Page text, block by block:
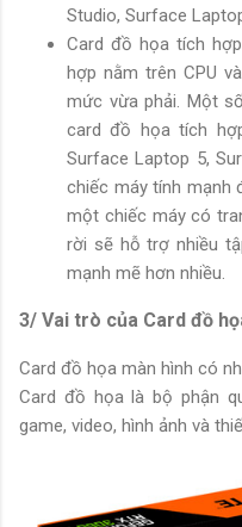
Studio, Surface
Card đồ họa tích
hợp nằm trên CPU
mức vừa phải. Một
card đồ họa tích
Surface Laptop 5,
chiếc máy tính mạnh
một chiếc máy có
rời sẽ hỗ trợ nhiều
mạnh mẽ hơn nhiều.
3/ Vai trò của Card đồ
Card đồ họa màn hình có
Card đồ họa là bộ phận
game, video, hình ảnh và